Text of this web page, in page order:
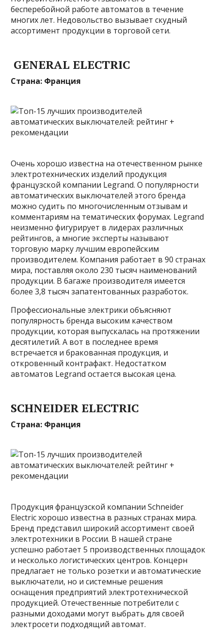
бесперебойной работе автоматов в течение
многих лет. Недовольство вызывает скудный
ассортимент продукции в торговой сети.
GENERAL ELECTRIC
Страна: Франция
Очень хорошо известна на отечественном рынке
электротехнических изделий продукция
французской компании Legrand. О популярности
автоматических выключателей этого бренда
можно судить по многочисленным отзывам и
комментариям на тематических форумах. Legrand
неизменно фигурирует в лидерах различных
рейтингов, а многие эксперты называют
торговую марку лучшим европейским
производителем. Компания работает в 90 странах
мира, поставляя около 230 тысяч наименований
продукции. В багаже производителя имеется
более 3,8 тысяч запатентованных разработок.
Профессиональные электрики объясняют
популярность бренда высоким качеством
продукции, которая выпускалась на протяжении
десятилетий. А вот в последнее время
встречается и бракованная продукция, и
откровенный контрафакт. Недостатком
автоматов Legrand остается высокая цена.
SCHNEIDER ELECTRIC
Страна: Франция
Продукция французской компании Schneider
Electric хорошо известна в разных странах мира.
Бренд представил широкий ассортимент своей
электротехники в России. В нашей стране
успешно работает 5 производственных площадок
и несколько логистических центров. Концерн
предлагает не только розетки и автоматические
выключатели, но и системные решения
оснащения предприятий электротехнической
продукцией. Отечественные потребители с
разными доходами могут выбрать для своей
электросети подходящий автомат.